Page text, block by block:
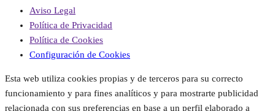
Aviso Legal
Política de Privacidad
Política de Cookies
Configuración de Cookies
Esta web utiliza cookies propias y de terceros para su correcto
funcionamiento y para fines analíticos y para mostrarte publicidad
relacionada con sus preferencias en base a un perfil elaborado a